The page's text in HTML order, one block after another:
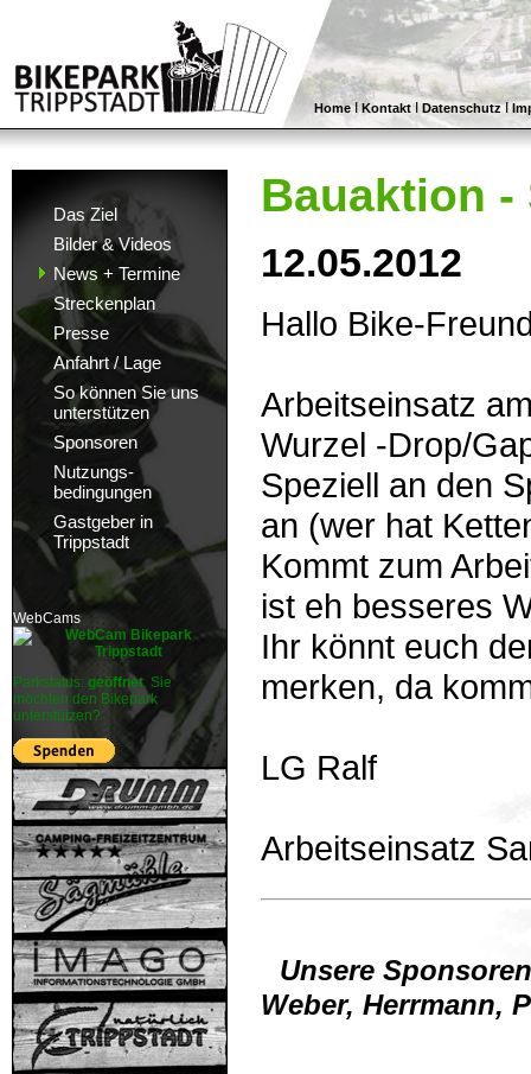
HomeIKontakt DatenschutzI
Das Ziel
Bilder & Videos
News + Termine
Streckenplan
Presse
Anfahrt / Lage
So können Sie uns
unterstützen
Sponsoren
Nutzungs-
bedingungen
Gastgeber in
Trippstadt
WebCams
Parkstatus: geöffnet. Sie
möchten den Bikepark
unterstützen?
Bauaktion -
12.05.2012
Hallo Bike-
Arbeitseinsatz
Wurzel -Drop/
Speziell an den
an (wer hat
Kommt zum
ist eh besseres
Ihr könnt euch
merken, da
LG Ralf
Arbeitseinsatz
Unsere
Weber, Herrmann,